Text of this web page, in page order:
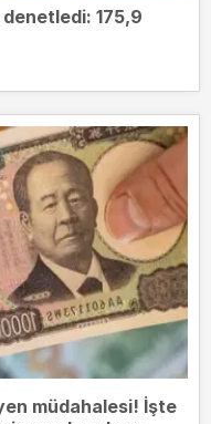
denetledi: 175,9
müdahalesi! İşte